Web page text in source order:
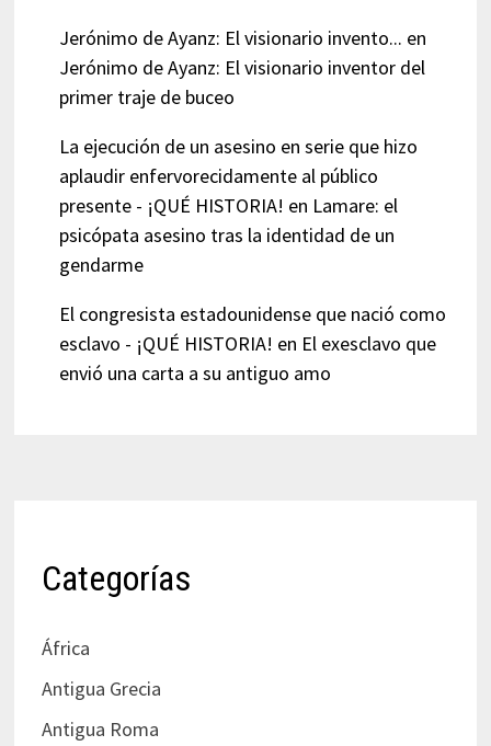
Jerónimo de Ayanz: El visionario invento... en
Jerónimo de Ayanz: El visionario inventor del
primer traje de buceo
La ejecución de un asesino en serie que hizo
aplaudir enfervorecidamente al público
presente - ¡QUÉ HISTORIA! en Lamare: el
psicópata asesino tras la identidad de un
gendarme
El congresista estadounidense que nació como
esclavo - ¡QUÉ HISTORIA! en El exesclavo que
envió una carta a su antiguo amo
Categorías
África
Antigua Grecia
Antigua Roma